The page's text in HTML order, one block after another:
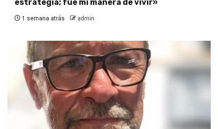
estrategia; fue mi manera de vivir»
1 semana atrás admin